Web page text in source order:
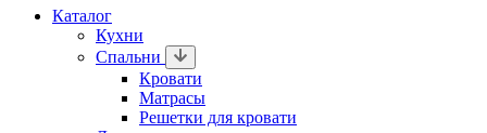
Каталог
Кухни
Спальни
Кровати
Матрасы
Решетки для кровати